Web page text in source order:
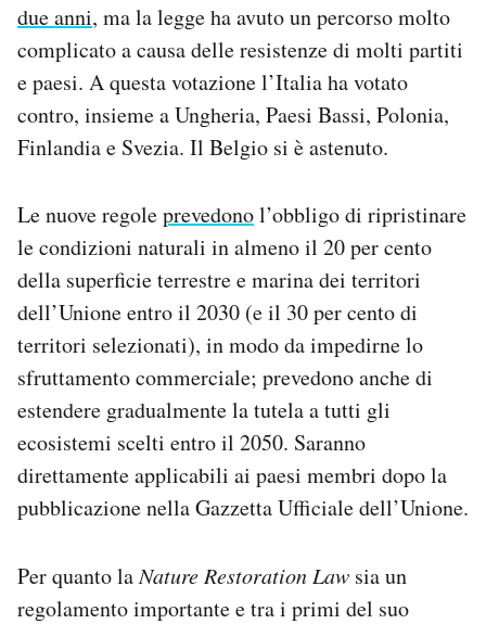
Regala il Post
Hai bisogno di aiuto?
Esci
due anni, ma la legge ha avuto un percorso molto
complicato a causa delle resistenze di molti partiti
e paesi. A questa votazione l’Italia ha votato
contro, insieme a Ungheria, Paesi Bassi, Polonia,
Finlandia e Svezia. Il Belgio si è astenuto.
Le nuove regoleprevedonol’obbligo di ripristinare
le condizioni naturali in almeno il 20 per cento
della superficie terrestre e marina dei territori
dell’Unione entro il 2030 (e il 30 per cento di
territori selezionati), in modo da impedirne lo
sfruttamento commerciale; prevedono anche di
estendere gradualmente la tutela a tutti gli
ecosistemi scelti entro il 2050. Saranno
direttamente applicabili ai paesi membri dopo la
pubblicazione nella Gazzetta Ufficiale dell’Unione.
Per quanto laNature Restoration Law sia un
regolamento importante e tra i primi del suo